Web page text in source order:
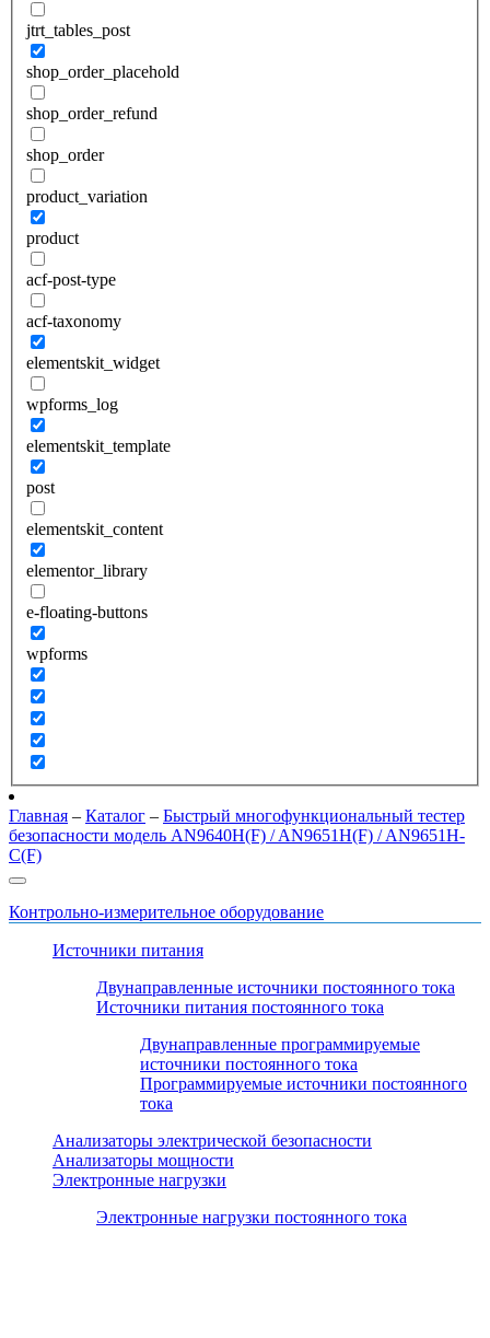
jtrt_tables_post
shop_order_placehold
shop_order_refund
shop_order
product_variation
product
acf-post-type
acf-taxonomy
elementskit_widget
wpforms_log
elementskit_template
post
elementskit_content
elementor_library
e-floating-buttons
wpforms
Главная – Каталог – Быстрый многофункциональный тестер
безопасности модель AN9640H(F) / AN9651H(F) / AN9651H-
C(F)
Контрольно-измерительное оборудование
Источники питания
Двунаправленные источники постоянного тока
Источники питания постоянного тока
Двунаправленные программируемые
источники постоянного тока
Программируемые источники постоянного
тока
Анализаторы электрической безопасности
Анализаторы мощности
Электронные нагрузки
Электронные нагрузки постоянного тока